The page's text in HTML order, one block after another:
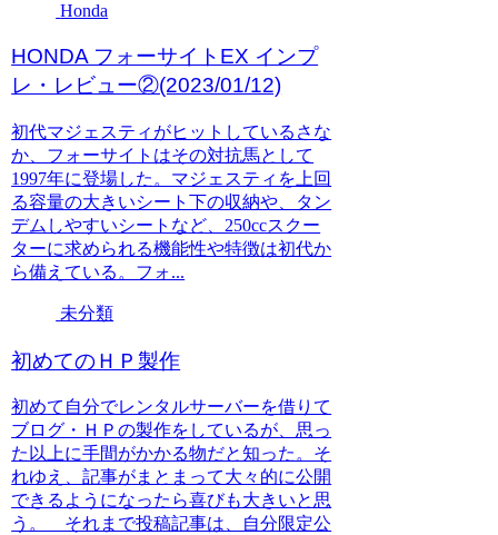
Honda
HONDA フォーサイトEX インプ
レ・レビュー②(2023/01/12)
初代マジェスティがヒットしているさな
か、フォーサイトはその対抗馬として
1997年に登場した。マジェスティを上回
る容量の大きいシート下の収納や、タン
デムしやすいシートなど、250ccスクー
ターに求められる機能性や特徴は初代か
ら備えている。フォ...
未分類
初めてのＨＰ製作
初めて自分でレンタルサーバーを借りて
ブログ・ＨＰの製作をしているが、思っ
た以上に手間がかかる物だと知った。そ
れゆえ、記事がまとまって大々的に公開
できるようになったら喜びも大きいと思
う。 それまで投稿記事は、自分限定公